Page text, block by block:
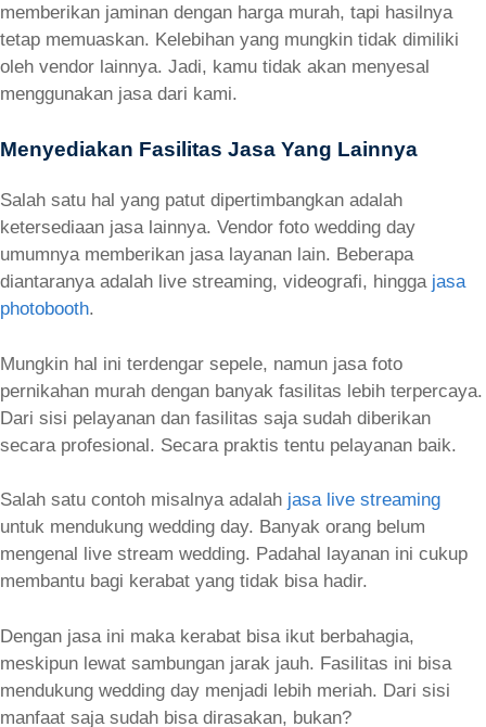
memberikan jaminan dengan harga murah, tapi hasilnya
tetap memuaskan. Kelebihan yang mungkin tidak dimiliki
oleh vendor lainnya. Jadi, kamu tidak akan menyesal
menggunakan jasa dari kami.
Menyediakan Fasilitas Jasa Yang Lainnya
Salah satu hal yang patut dipertimbangkan adalah
ketersediaan jasa lainnya. Vendor foto wedding day
umumnya memberikan jasa layanan lain. Beberapa
diantaranya adalah live streaming, videografi, hingga jasa
photobooth.
Mungkin hal ini terdengar sepele, namun jasa foto
pernikahan murah dengan banyak fasilitas lebih terpercaya.
Dari sisi pelayanan dan fasilitas saja sudah diberikan
secara profesional. Secara praktis tentu pelayanan baik.
Salah satu contoh misalnya adalah jasa live streaming
untuk mendukung wedding day. Banyak orang belum
mengenal live stream wedding. Padahal layanan ini cukup
membantu bagi kerabat yang tidak bisa hadir.
Dengan jasa ini maka kerabat bisa ikut berbahagia,
meskipun lewat sambungan jarak jauh. Fasilitas ini bisa
mendukung wedding day menjadi lebih meriah. Dari sisi
manfaat saja sudah bisa dirasakan, bukan?